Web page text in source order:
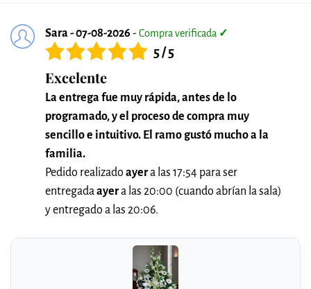
Sara - 07-08-2026 - Compra verificada ✓
5 / 5
Excelente
La entrega fue muy rápida, antes de lo
programado, y el proceso de compra muy
sencillo e intuitivo. El ramo gustó mucho a la
familia.
Pedido realizado ayera las 17:54 para ser
entregadaayera las 20:00 (cuando abrían la sala)
y entregado a las 20:06.